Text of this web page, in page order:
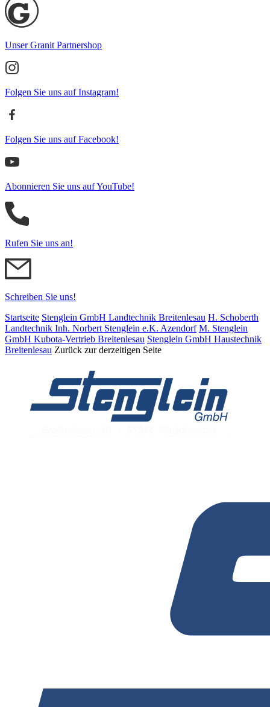
Unser Granit Partnershop
Folgen Sie uns auf Instagram!
Folgen Sie uns auf Facebook!
Abonnieren Sie uns auf YouTube!
Rufen Sie uns an!
Schreiben Sie uns!
Startseite Stenglein GmbH Landtechnik Breitenlesau H. Schoberth
Land­tech­nik Inh. Norbert Stenglein e.K. Azendorf M. Stenglein
GmbH Kubota-Vertrieb Breitenlesau Stenglein GmbH Haustechnik
Breitenlesau Zurück zur derzeitigen Seite